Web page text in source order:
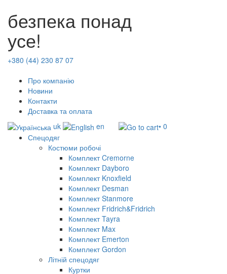
безпека понад
усе!
+380 (44) 230 87 07
Про компанію
Новини
Контакти
Доставка та оплата
uk
en
• 0
Спецодяг
Костюми робочі
Комплект Cremorne
Комплект Dayboro
Комплект Knoxfield
Комплект Desman
Комплект Stanmore
Комплект Fridrich&Fridrich
Комплект Tayra
Комплект Max
Комплект Emerton
Комплект Gordon
Літній спецодяг
Куртки